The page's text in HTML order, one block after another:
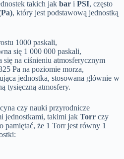
takich jak bar i PSI, często
, który jest podstawową jednostką
1000 paskali,
się 1 000 000 paskali,
się na ciśnieniu atmosferycznym
Pa na poziomie morza,
jednostka, stosowana głównie w
tysięczną atmosfery.
czy nauki przyrodnicze
jednostkami, takimi jak Torr czy
pamiętać, że 1 Torr jest równy 1